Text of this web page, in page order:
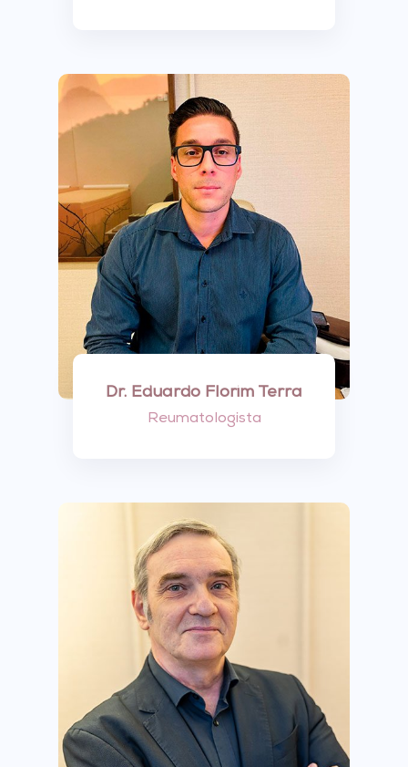
Dr. Eduardo Florim Terra
Reumatologista